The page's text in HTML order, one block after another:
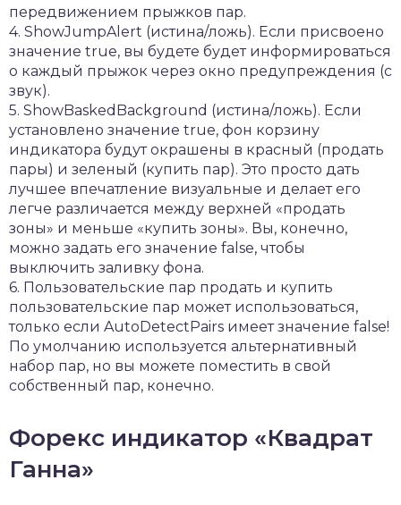
передвижением прыжков пар.
4. ShowJumpAlert (истина/ложь). Если присвоено
значение true, вы будете будет информироваться
о каждый прыжок через окно предупреждения (с
звук).
5. ShowBaskedBackground (истина/ложь). Если
установлено значение true, фон корзину
индикатора будут окрашены в красный (продать
пары) и зеленый (купить пар). Это просто дать
лучшее впечатление визуальные и делает его
легче различается между верхней «продать
зоны» и меньше «купить зоны». Вы, конечно,
можно задать его значение false, чтобы
выключить заливку фона.
6. Пользовательские пар продать и купить
пользовательские пар может использоваться,
только если AutoDetectPairs имеет значение false!
По умолчанию используется альтернативный
набор пар, но вы можете поместить в свой
собственный пар, конечно.
Форекс индикатор «Квадрат
Ганна»